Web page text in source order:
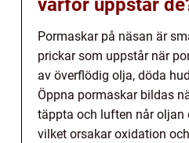
varför uppstår
Pormaskar på näsan är
prickar som uppstår när
av överflödig olja, döda
Öppna pormaskar bildas
täppta och luften når oljan
vilket orsakar oxidation